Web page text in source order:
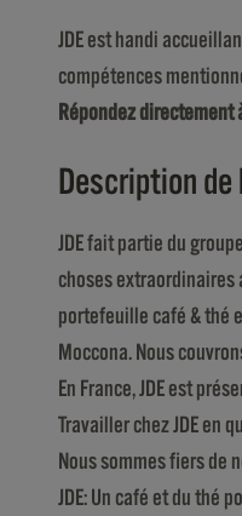
JDE est handi
compétences
Répondez directement
Description
JDE fait partie du
choses extraordinaires
portefeuille café & thé
Moccona. Nous
En France, JDE est
Travailler chez JDE en
Nous sommes fiers de
JDE: Un café et du thé